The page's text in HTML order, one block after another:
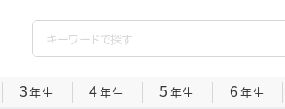
3年生 4年生 5 年生 6 年生